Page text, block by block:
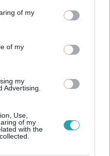
You may click to
and its third-party tags to
purposes in below Google
of my
of my
my
Advertising.
Use,
of my
with the
#PARKOLÓZÓNÁK